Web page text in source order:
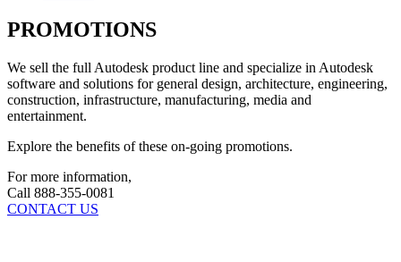
PROMOTIONS
We sell the full Autodesk product line and specialize in Autodesk
software and solutions for general design, architecture, engineering,
construction, infrastructure, manufacturing, media and
entertainment.
Explore the benefits of these on-going promotions.
For more information,
Call 888-355-0081
CONTACT US